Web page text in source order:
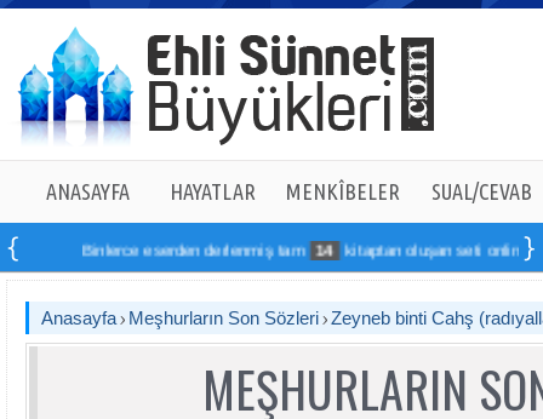
ANASAYFA HAYATLAR MENKÎBELER SUAL/CEVAB
Binlerce eserden derlenmiş tam 14 kitaptan oluşan seti online
Anasayfa Meşhurların Son Sözleri Zeyneb binti Cahş
MEŞHURLARIN